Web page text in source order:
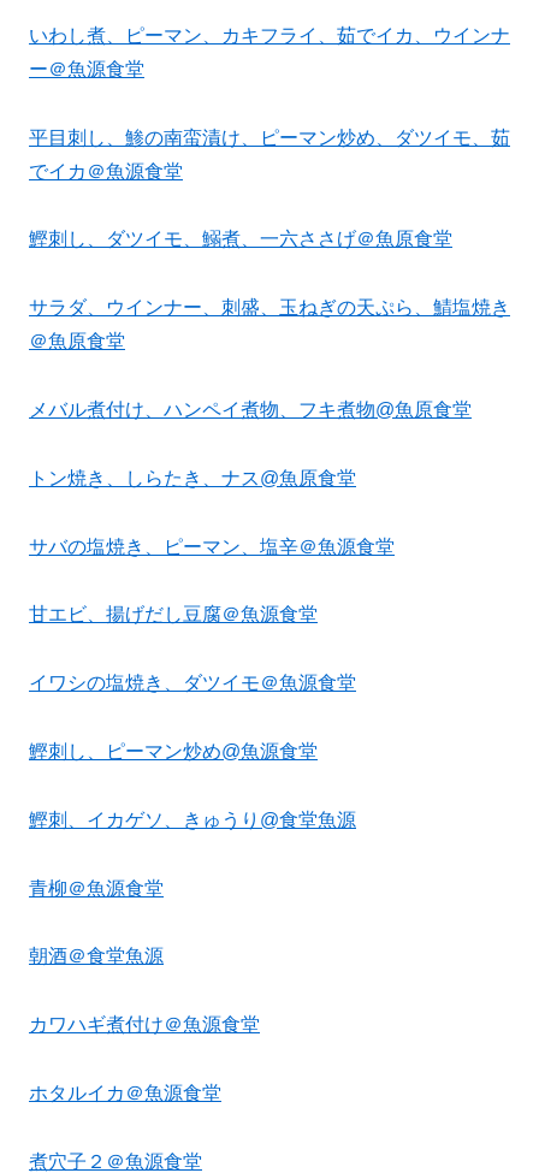
いわし煮、ピーマン、カキフライ、茹でイカ、ウインナ
ー＠魚源食堂
平目刺し、鯵の南蛮漬け、ピーマン炒め、ダツイモ、茹
でイカ＠魚源食堂
鰹刺し、ダツイモ、鰯煮、一六ささげ＠魚原食堂
サラダ、ウインナー、刺盛、玉ねぎの天ぷら、鯖塩焼き
＠魚原食堂
メバル煮付け、ハンペイ煮物、フキ煮物@魚原食堂
トン焼き、しらたき、ナス@魚原食堂
サバの塩焼き、ピーマン、塩辛＠魚源食堂
甘エビ、揚げだし豆腐＠魚源食堂
イワシの塩焼き、ダツイモ＠魚源食堂
鰹刺し、ピーマン炒め@魚源食堂
鰹刺、イカゲソ、きゅうり@食堂魚源
青柳＠魚源食堂
朝酒＠食堂魚源
カワハギ煮付け＠魚源食堂
ホタルイカ＠魚源食堂
煮穴子２＠魚源食堂